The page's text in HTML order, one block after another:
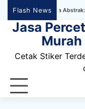
Skip
content
Flash News
Bertema Abstrak:
Jasa
Cetak Stiker